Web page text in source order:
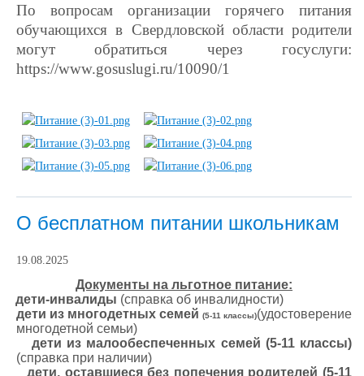
По вопросам организации горячего питания
обучающихся в Свердловской области родители
могут обратиться через госуслуги:
https://www.gosuslugi.ru/10090/1
О бесплатном питании школьникам
19.08.2025
Документы на льготное питание:
дети-инвалиды (справка об инвалидности)
дети из многодетных семей (5-11 классы)(удостоверение
многодетной семьи)
дети из малообеспеченных семей (5-11 классы)
(справка при наличии)
дети, оставшиеся без попечения родителей (5-11